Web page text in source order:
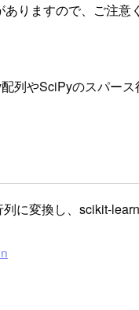
りますので、ご注意
やSciPyのスパース
変換し、scikit-